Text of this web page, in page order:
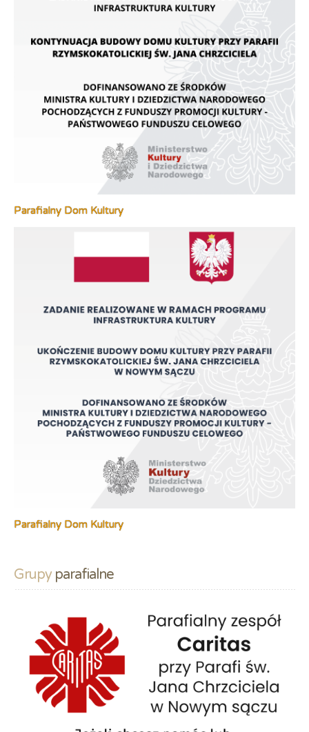
Parafialny Dom Kultury
Parafialny Dom Kultury
Grupy parafialne